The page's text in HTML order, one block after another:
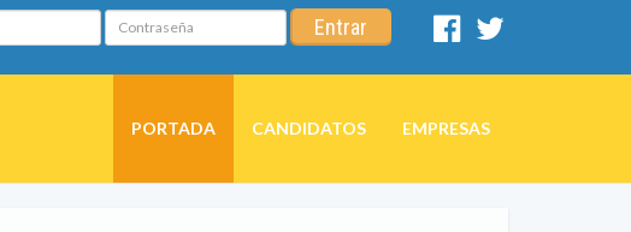
Contraseña Entrar
Facebook
PORTADA CANDIDATOS EMPRESAS